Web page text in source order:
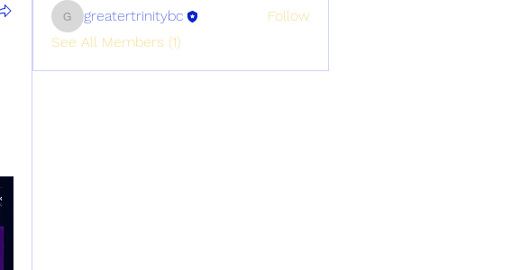
greatertrinitybc
greatertrinitybc
Follow
See All Members (1)